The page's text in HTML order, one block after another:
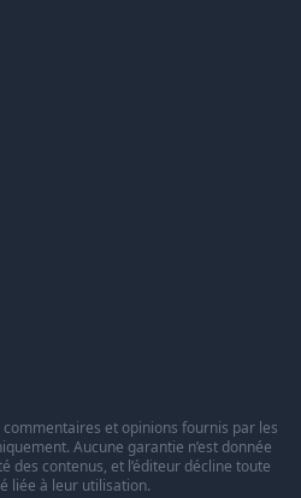
et opinions fournis par les
Aucune garantie n’est donnée
des contenus, et l’éditeur décline toute
liée à leur utilisation.